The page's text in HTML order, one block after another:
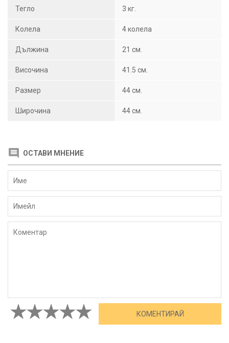
Тегло 3 кг.
Колела 4 колела
Дължина 21 см.
Височина 41.5 см.
Размер 44 см.
Широчина 44 см.
ОСТАВИ МНЕНИЕ